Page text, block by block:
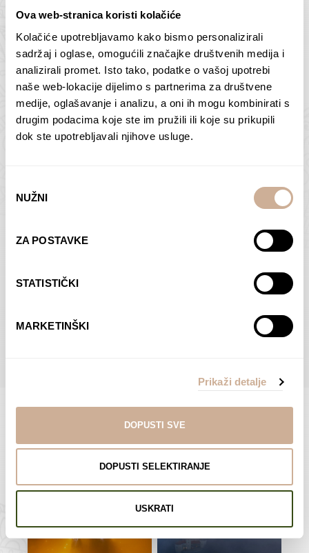
Ova web-stranica koristi kolačiće
Kolačiće upotrebljavamo kako bismo personalizirali
sadržaj i oglase, omogućili značajke društvenih medija i
analizirali promet. Isto tako, podatke o vašoj upotrebi
naše web-lokacije dijelimo s partnerima za društvene
medije, oglašavanje i analizu, a oni ih mogu kombinirati s
drugim podacima koje ste im pružili ili koje su prikupili
dok ste upotrebljavali njihove usluge.
pristanka
NUŽNI
ZA POSTAVKE
STATISTIČKI
MARKETINŠKI
Prikaži detalje
DOPUSTI SVE
DOPUSTI SELEKTIRANJE
USKRATI
Butan – ljudi 2
75,00€ – 138,00€Raspon
cijena:
od
75,00 €
138,00 €
ODABERI OPCIJE
Antarktika – krajolik
2
75,00€ – 138,00€Raspon
cijena:
od
ODABERI OPCIJE
Dolac
ODABERI OPCIJE
Moreškanti – sjena
€Raspon
od
75,00 €
do
138,00 €
ODABERI OPCIJE
POGLEDAJTE SVE PROIZVODE U OVOJ KATEGORIJI
Limited Edition Fotografije